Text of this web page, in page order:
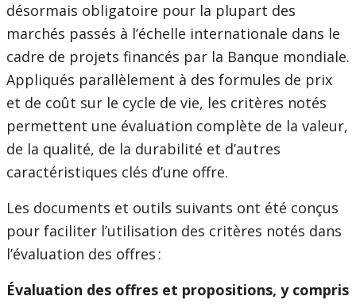
désormais obligatoire pour la plupart des
marchés passés à l’échelle internationale dans le
cadre de projets financés par la Banque mondiale.
Appliqués parallèlement à des formules de prix
et de coût sur le cycle de vie, les critères notés
permettent une évaluation complète de la valeur,
de la qualité, de la durabilité et d’autres
caractéristiques clés d’une offre.
Les documents et outils suivants ont été conçus
pour faciliter l’utilisation des critères notés dans
l’évaluation des offres :
Évaluation des offres et propositions, y compris